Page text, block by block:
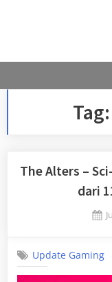
Tag:
The Alters –
dari
Update Gaming